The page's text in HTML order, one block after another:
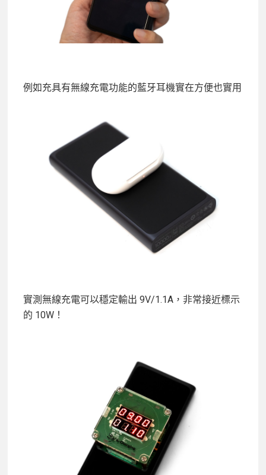
例如充具有無線充電功能的藍牙耳機實在方便也實用
實測無線充電可以穩定輸出 9V/1.1A，非常接近標示
的 10W！